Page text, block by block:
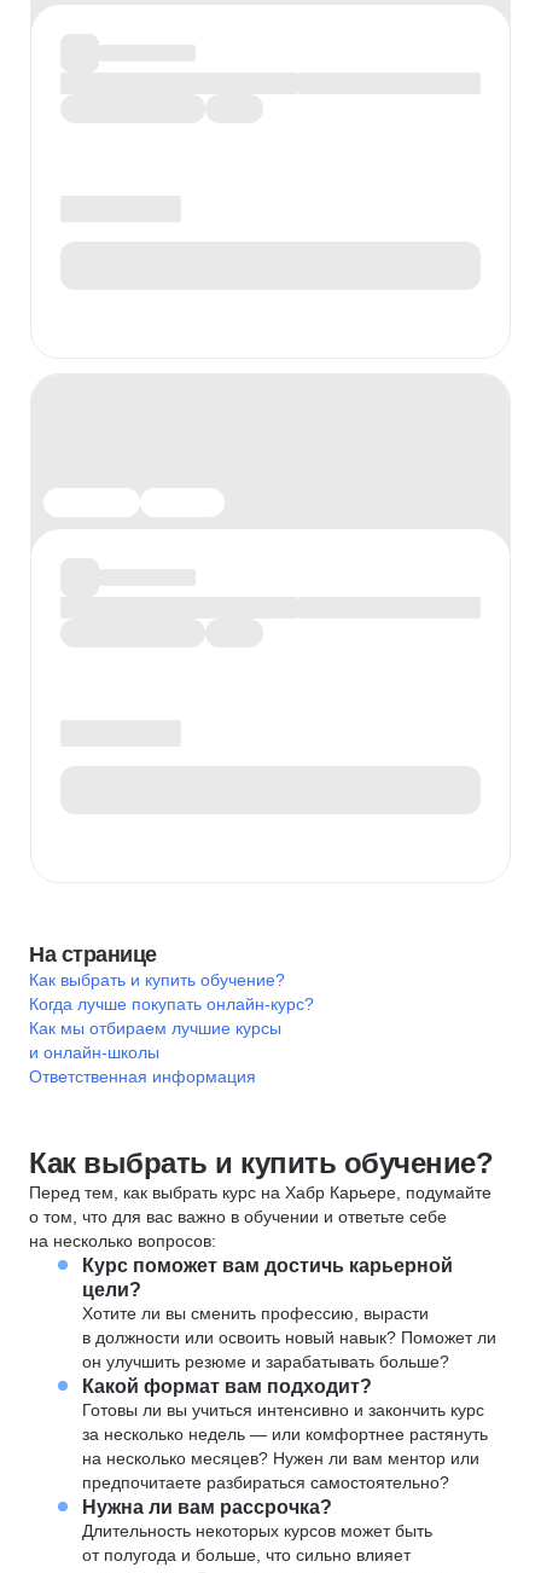
На странице
Как выбрать и купить обучение?
Когда лучше покупать онлайн-курс?
Как мы отбираем лучшие курсы
и онлайн-школы
Ответственная информация
Как выбрать и купить обучение?
Перед тем, как выбрать курс на Хабр Карьере, подумайте
о том, что для вас важно в обучении и ответьте себе
на несколько вопросов:
Курс поможет вам достичь карьерной
цели?
Хотите ли вы сменить профессию, вырасти
в должности или освоить новый навык? Поможет ли
он улучшить резюме и зарабатывать больше?
Какой формат вам подходит?
Готовы ли вы учиться интенсивно и закончить курс
за несколько недель — или комфортнее растянуть
на несколько месяцев? Нужен ли вам ментор или
предпочитаете разбираться самостоятельно?
Нужна ли вам рассрочка?
Длительность некоторых курсов может быть
от полугода и больше, что сильно влияет